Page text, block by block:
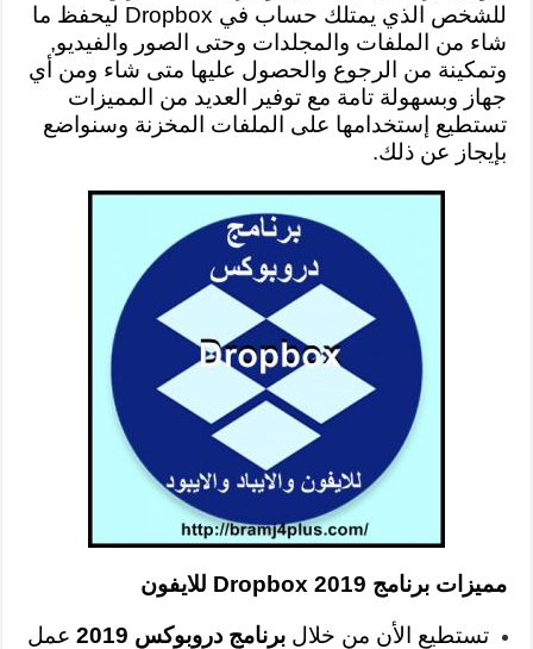
للشخص الذي يمتلك حساب في Dropbox ليحفظ ما
شاء من الملفات والمجلدات وحتى الصور والفيديو,
وتمكينة من الرجوع والحصول عليها متى شاء ومن أي
جهاز وبسهولة تامة مع توفير العديد من المميزات
تستطيع إستخدامها على الملفات المخزنة وسنواضع
بإيجاز عن ذلك.
مميزات برنامج Dropbox 2019 للايفون
تستطيع الأن من خلالبرنامج دروبوكس 2019
عمل